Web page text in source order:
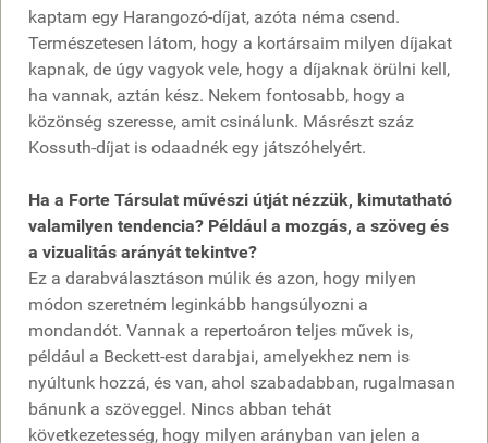
kaptam egy Harangozó-díjat, azóta néma csend.
Természetesen látom, hogy a kortársaim milyen díjakat
kapnak, de úgy vagyok vele, hogy a díjaknak örülni kell,
ha vannak, aztán kész. Nekem fontosabb, hogy a
közönség szeresse, amit csinálunk. Másrészt száz
Kossuth-díjat is odaadnék egy játszóhelyért.
Ha a Forte Társulat művészi útját nézzük, kimutatható
valamilyen tendencia? Például a mozgás, a szöveg és
a vizualitás arányát tekintve?
Ez a darabválasztáson múlik és azon, hogy milyen
módon szeretném leginkább hangsúlyozni a
mondandót. Vannak a repertoáron teljes művek is,
például a Beckett-est darabjai, amelyekhez nem is
nyúltunk hozzá, és van, ahol szabadabban, rugalmasan
bánunk a szöveggel. Nincs abban tehát
következetesség, hogy milyen arányban van jelen a